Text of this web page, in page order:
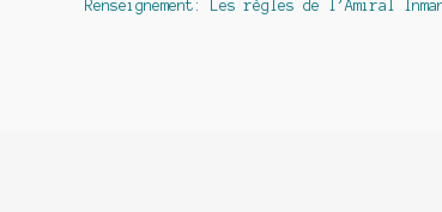
Article
Renseignement: Les règles de l’Amiral